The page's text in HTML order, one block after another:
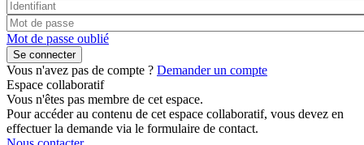
Mot de passe oublié
Vous n'avez pas de compte ? Demander un compte
Espace collaboratif
Vous n'êtes pas membre de cet espace.
Pour accéder au contenu de cet espace collaboratif, vous devez en
effectuer la demande via le formulaire de contact.